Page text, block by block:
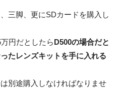
三脚、更にSDカードを購入し
円だとしたらD500の場合だと
たレンズキットを手に入れる
別途購入しなければなりませ